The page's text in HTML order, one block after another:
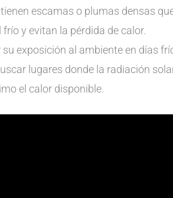
escamas o plumas densas
y evitan la pérdida de calor.
exposición al ambiente en días
lugares donde la radiación
el calor disponible.